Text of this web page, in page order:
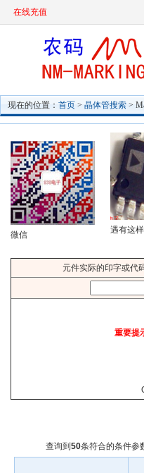
在线充值
现在的位置： 首页 > 晶体管搜索 >
微信 遇有这
元件实际的印字或代
重要提
查询到 50条符合的条件参